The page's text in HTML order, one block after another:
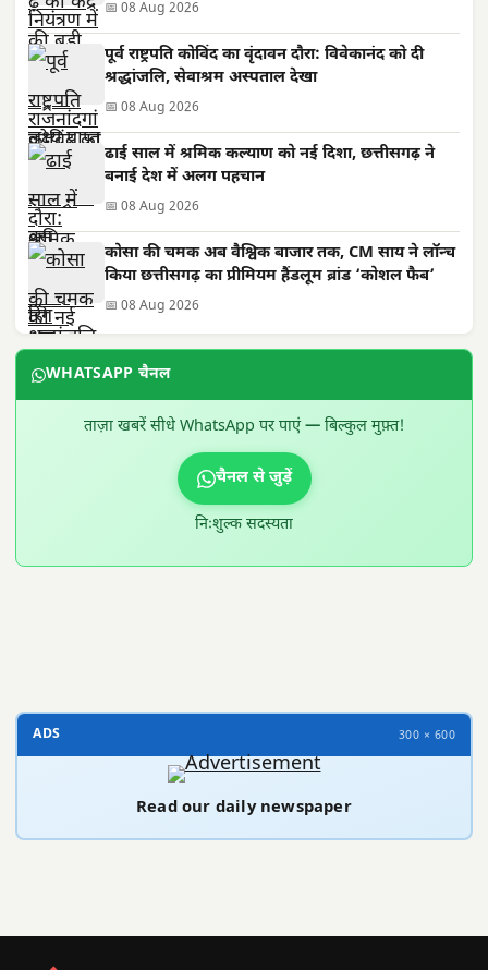
📅 08 Aug 2026
पूर्व राष्ट्रपति कोविंद का वृंदावन दौरा: विवेकानंद को दी
श्रद्धांजलि, सेवाश्रम अस्पताल देखा
📅 08 Aug 2026
ढाई साल में श्रमिक कल्याण को नई दिशा, छत्तीसगढ़ ने
बनाई देश में अलग पहचान
📅 08 Aug 2026
कोसा की चमक अब वैश्विक बाजार तक, CM साय ने लॉन्च
किया छत्तीसगढ़ का प्रीमियम हैंडलूम ब्रांड ‘कोशल फैब’
📅 08 Aug 2026
WHATSAPP चैनल
ताज़ा खबरें सीधे WhatsApp पर पाएं — बिल्कुल मुफ़्त!
चैनल से जुड़ें
निःशुल्क सदस्यता
ADS 300 × 600
Read our daily newspaper